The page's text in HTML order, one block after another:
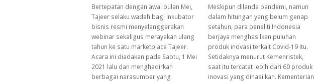
Bertepatan dengan awal bulan Mei,
Tajeer selaku wadah bagi Inkubator
bisnis resmi menyelanggarakan
webinar sekaligus merayakan ulang
tahun ke satu marketplace Tajeer.
Acara ini diadakan pada Sabtu, 1 Mei
2021 lalu dan menghadirkan
berbagai narasumber yang
Meskipun dilanda pandemi, namun
dalam hitungan yang belum genap
setahun, para peneliti Indonesia
berjaya menghasilkan puluhan
produk inovasi terkait Covid-19 itu.
Setidaknya menurut Kemenristek,
saat itu tercatat lebih dari 60 produk
inovasi yang dihasilkan. Kementerian